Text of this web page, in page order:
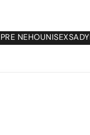
PRE NEHOUNISEXSADY